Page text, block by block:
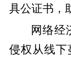
具公证书，
网络经
侵权从线下